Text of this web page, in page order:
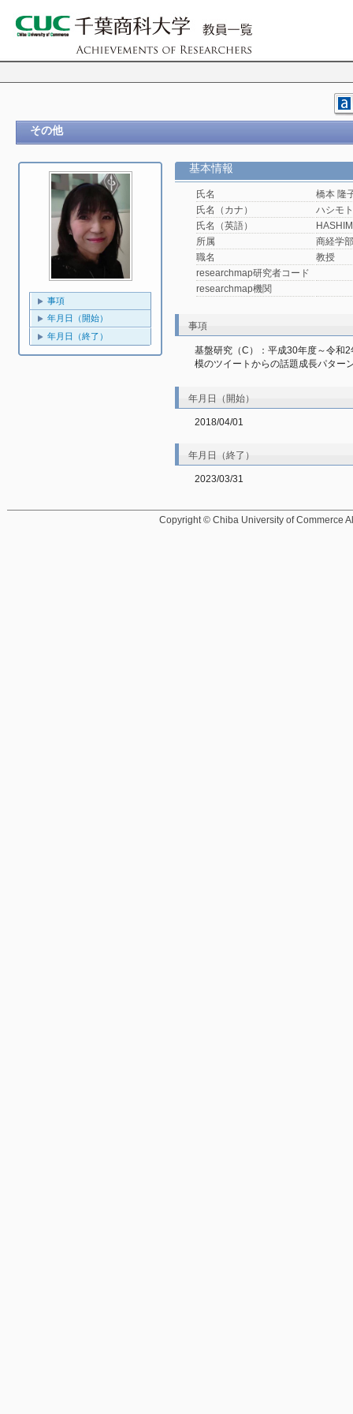
その他
事項
年月日（開始）
年月日（終了）
基本情報
氏名
橋本 隆
氏名（カナ）
ハシモ
氏名（英語）
所属
商経学部
職名
教授
researchmap研究者コード
researchmap機関
事項
基盤研究（C）：平成30年度～令和
模のツイートからの話題成長パター
年月日（開始）
2018/04/01
年月日（終了）
2023/03/31